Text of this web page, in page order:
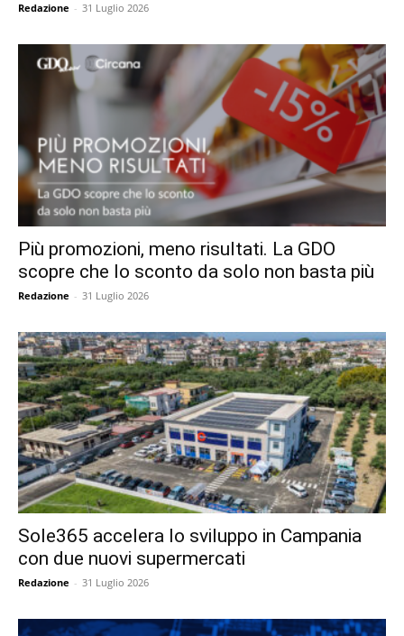
Redazione - 31 Luglio 2026
Più promozioni, meno risultati. La GDO
scopre che lo sconto da solo non basta più
Redazione - 31 Luglio 2026
Sole365 accelera lo sviluppo in Campania
con due nuovi supermercati
Redazione - 31 Luglio 2026